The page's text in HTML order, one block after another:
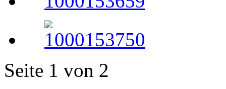
Seite 1 von 2